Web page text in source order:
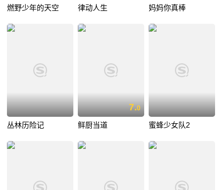
燃野少年的天空 律动人生 妈妈你真棒
丛林历险记
7.0
鲜厨当道 蜜蜂少女队2